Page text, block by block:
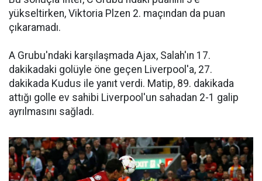
yükseltirken, Viktoria Plzen 2. maçından da puan
çıkaramadı.
A Grubu'ndaki karşılaşmada Ajax, Salah'ın 17.
dakikadaki golüyle öne geçen Liverpool'a, 27.
dakikada Kudus ile yanıt verdi. Matip, 89. dakikada
attığı golle ev sahibi Liverpool'un sahadan 2-1 galip
ayrılmasını sağladı.